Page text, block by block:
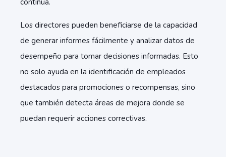
continua.
Los directores pueden beneficiarse de la capacidad
de generar informes fácilmente y analizar datos de
desempeño para tomar decisiones informadas. Esto
no solo ayuda en la identificación de empleados
destacados para promociones o recompensas, sino
que también detecta áreas de mejora donde se
puedan requerir acciones correctivas.